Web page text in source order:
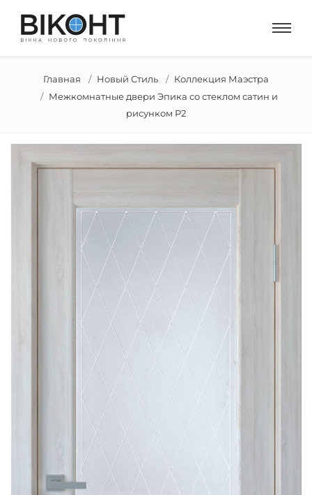
Главная Новый Стиль
Коллекция Маэстра
Межкомнатные двери Эпика со стеклом сатин и
рисунком Р2